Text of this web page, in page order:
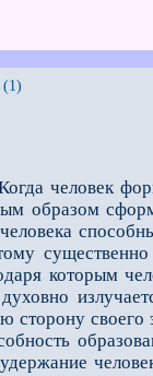
(1)
человек
образом
которым
сторону